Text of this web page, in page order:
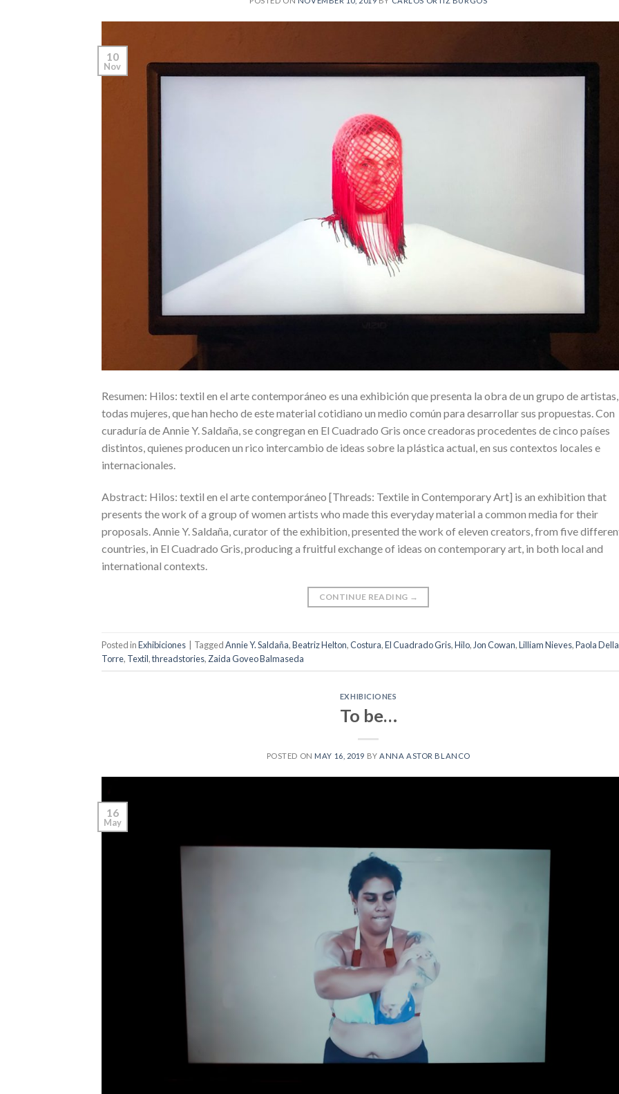
10
Nov
Resumen: Hilos: textil en el arte contemporáneo es una exhibición que presenta la obra de un grupo de artistas,
todas mujeres, que han hecho de este material cotidiano un medio común para desarrollar sus propuestas. Con
curaduría de Annie Y. Saldaña, se congregan en El Cuadrado Gris once creadoras procedentes de cinco países
distintos, quienes producen un rico intercambio de ideas sobre la plástica actual, en sus contextos locales e
internacionales.
Abstract: Hilos: textil en el arte contemporáneo [Threads: Textile in Contemporary Art] is an exhibition that
presents the work of a group of women artists who made this everyday material a common media for their
proposals. Annie Y. Saldaña, curator of the exhibition, presented the work of eleven creators, from five
countries, in El Cuadrado Gris, producing a fruitful exchange of ideas on contemporary art, in both local and
international contexts.
CONTINUE READING →
Posted inExhibiciones TaggedAnnie Y. Saldaña,Beatriz Helton,Costura,El Cuadrado Gris,Hilo, Jon Cowan,Lilliam Nieves,Paola Della
Torre, Textil,threadstories, Zaida Goveo Balmaseda
EXHIBICIONES
To be…
POSTED ON MAY 16, 2019 BYANNA ASTOR BLANCO
16
May